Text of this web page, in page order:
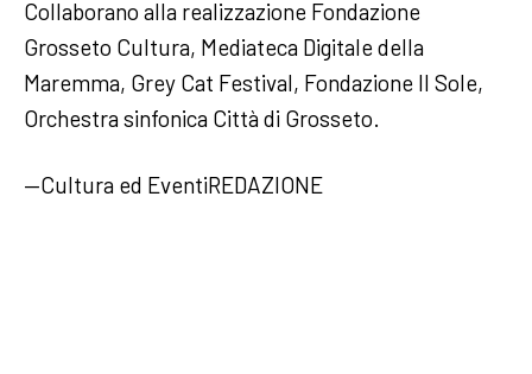
Collaborano alla realizzazione Fondazione
Grosseto Cultura, Mediateca Digitale della
Maremma, Grey Cat Festival, Fondazione Il Sole,
Orchestra sinfonica Città di Grosseto.
—Cultura ed EventiREDAZIONE